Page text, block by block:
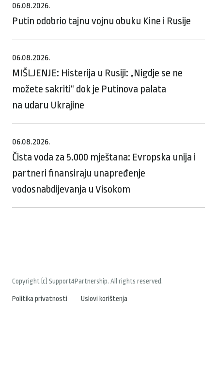
06.08.2026.
Putin odobrio tajnu vojnu obuku Kine i Rusije
06.08.2026.
MIŠLJENJE: Histerija u Rusiji: „Nigdje se ne
možete sakriti“ dok je Putinova palata
na udaru Ukrajine
06.08.2026.
Čista voda za 5.000 mještana: Evropska unija i
partneri finansiraju unapređenje
vodosnabdijevanja u Visokom
Copyright (c) Support4Partnership. All rights reserved.
Politika privatnosti Uslovi korištenja